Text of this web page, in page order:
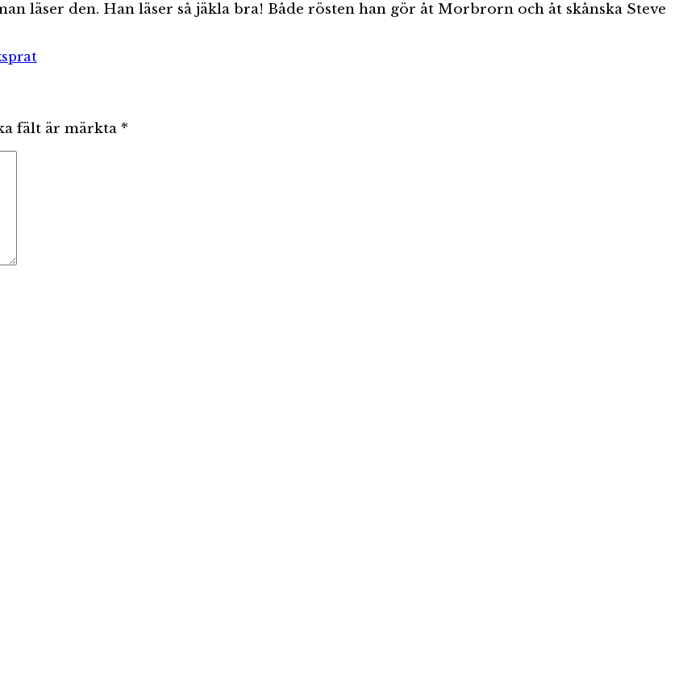
läser den. Han läser så jäkla bra! Både rösten han gör åt Morbrorn och åt skånska Steve
fält är märkta *